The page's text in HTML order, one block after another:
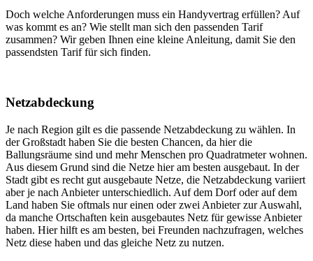
Doch welche Anforderungen muss ein Handyvertrag erfüllen? Auf
was kommt es an? Wie stellt man sich den passenden Tarif
zusammen? Wir geben Ihnen eine kleine Anleitung, damit Sie den
passendsten Tarif für sich finden.
Netzabdeckung
Je nach Region gilt es die passende Netzabdeckung zu wählen. In
der Großstadt haben Sie die besten Chancen, da hier die
Ballungsräume sind und mehr Menschen pro Quadratmeter wohnen.
Aus diesem Grund sind die Netze hier am besten ausgebaut. In der
Stadt gibt es recht gut ausgebaute Netze, die Netzabdeckung variiert
aber je nach Anbieter unterschiedlich. Auf dem Dorf oder auf dem
Land haben Sie oftmals nur einen oder zwei Anbieter zur Auswahl,
da manche Ortschaften kein ausgebautes Netz für gewisse Anbieter
haben. Hier hilft es am besten, bei Freunden nachzufragen, welches
Netz diese haben und das gleiche Netz zu nutzen.